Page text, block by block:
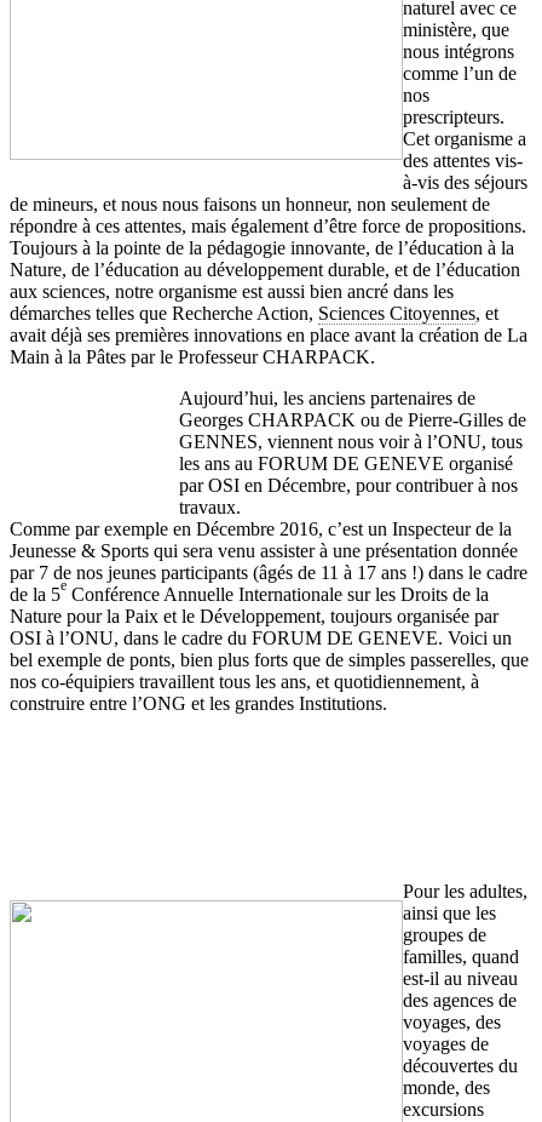
naturel avec ce
ministère, que
nous intégrons
comme l’un de
nos
prescripteurs.
Cet organisme a
des attentes vis-
à-vis des séjours
de mineurs, et nous nous faisons un honneur, non seulement de
répondre à ces attentes, mais également d’être force de propositions.
Toujours à la pointe de la pédagogie innovante, de l’éducation à la
Nature, de l’éducation au développement durable, et de l’éducation
aux sciences, notre organisme est aussi bien ancré dans les
démarches telles que Recherche Action, Sciences Citoyennes, et
avait déjà ses premières innovations en place avant la création de La
Main à la Pâtes par le Professeur CHARPACK.
Aujourd’hui, les anciens partenaires de
Georges CHARPACK ou de Pierre-Gilles de
GENNES, viennent nous voir à l’ONU, tous
les ans au FORUM DE GENEVE organisé
par OSI en Décembre, pour contribuer à nos
travaux.
Comme par exemple en Décembre 2016, c’est un Inspecteur de la
Jeunesse & Sports qui sera venu assister à une présentation donnée
par 7 de nos jeunes participants (âgés de 11 à 17 ans !) dans le cadre
de la 5e Conférence Annuelle Internationale sur les Droits de la
Nature pour la Paix et le Développement, toujours organisée par
OSI à l’ONU, dans le cadre du FORUM DE GENEVE. Voici un
bel exemple de ponts, bien plus forts que de simples passerelles, que
nos co-équipiers travaillent tous les ans, et quotidiennement, à
construire entre l’ONG et les grandes Institutions.
Pour les adultes,
ainsi que les
groupes de
familles, quand
est-il au niveau
des agences de
voyages, des
voyages de
découvertes du
monde, des
excursions